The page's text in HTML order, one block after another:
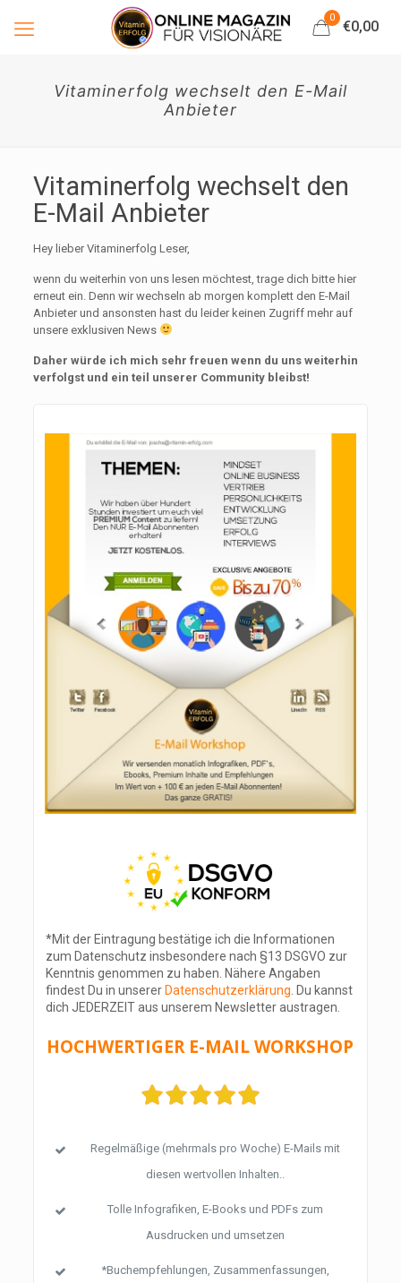
0
€0,00
Vitaminerfolg wechselt den E-Mail
Anbieter
Vitaminerfolg wechselt den
E-Mail Anbieter
Hey lieber Vitaminerfolg Leser,
wenn du weiterhin von uns lesen möchtest, trage dich bitte hier
erneut ein. Denn wir wechseln ab morgen komplett den E-Mail
Anbieter und ansonsten hast du leider keinen Zugriff mehr auf
unsere exklusiven News
Daher würde ich mich sehr freuen wenn du uns weiterhin
verfolgst und ein teil unserer Community bleibst!
*Mit der Eintragung bestätige ich die Informationen
zum Datenschutz insbesondere nach §13 DSGVO zur
Kenntnis genommen zu haben. Nähere Angaben
findest Du in unserer Datenschutzerklärung . Du kannst
dich JEDERZEIT aus unserem Newsletter austragen
HOCHWERTIGER E-MAIL WORKSHOP
Regelmäßige (mehrmals pro Woche) E-Mails mit
diesen wertvollen Inhalten..
Tolle Infografiken, E-Books und PDFs zum
Ausdrucken und umsetzen
*Buchempfehlungen, Zusammenfassungen,